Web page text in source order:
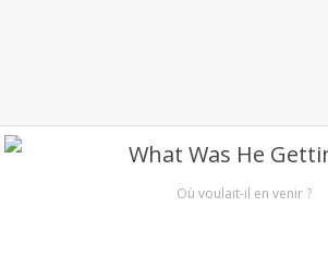
Où voulait-il en venir ?